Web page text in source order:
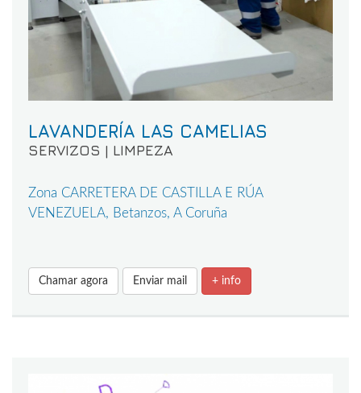
LAVANDERÍA LAS CAMELIAS
SERVIZOS | LIMPEZA
Zona CARRETERA DE CASTILLA E RÚA
VENEZUELA, Betanzos, A Coruña
Chamar agora Enviar mail + info